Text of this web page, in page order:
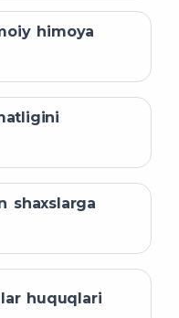
himoya
shaxslarga
huquqlari